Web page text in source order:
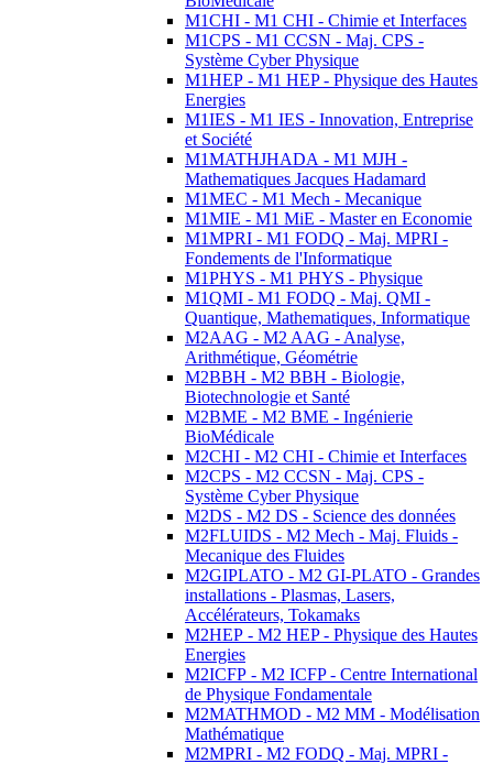
M1CHI - M1 CHI - Chimie et Interfaces
M1CPS - M1 CCSN - Maj. CPS -
Système Cyber Physique
M1HEP - M1 HEP - Physique des Hautes
Energies
M1IES - M1 IES - Innovation, Entreprise
et Société
M1MATHJHADA - M1 MJH -
Mathematiques Jacques Hadamard
M1MEC - M1 Mech - Mecanique
M1MIE - M1 MiE - Master en Economie
M1MPRI - M1 FODQ - Maj. MPRI -
Fondements de l'Informatique
M1PHYS - M1 PHYS - Physique
M1QMI - M1 FODQ - Maj. QMI -
Quantique, Mathematiques, Informatique
M2AAG - M2 AAG - Analyse,
Arithmétique, Géométrie
M2BBH - M2 BBH - Biologie,
Biotechnologie et Santé
M2BME - M2 BME - Ingénierie
BioMédicale
M2CHI - M2 CHI - Chimie et Interfaces
M2CPS - M2 CCSN - Maj. CPS -
Système Cyber Physique
M2DS - M2 DS - Science des données
M2FLUIDS - M2 Mech - Maj. Fluids -
Mecanique des Fluides
M2GIPLATO - M2 GI-PLATO - Grandes
installations - Plasmas, Lasers,
Accélérateurs, Tokamaks
M2HEP - M2 HEP - Physique des Hautes
Energies
M2ICFP - M2 ICFP - Centre International
de Physique Fondamentale
M2MATHMOD - M2 MM - Modélisation
Mathématique
M2MPRI - M2 FODQ - Maj. MPRI -